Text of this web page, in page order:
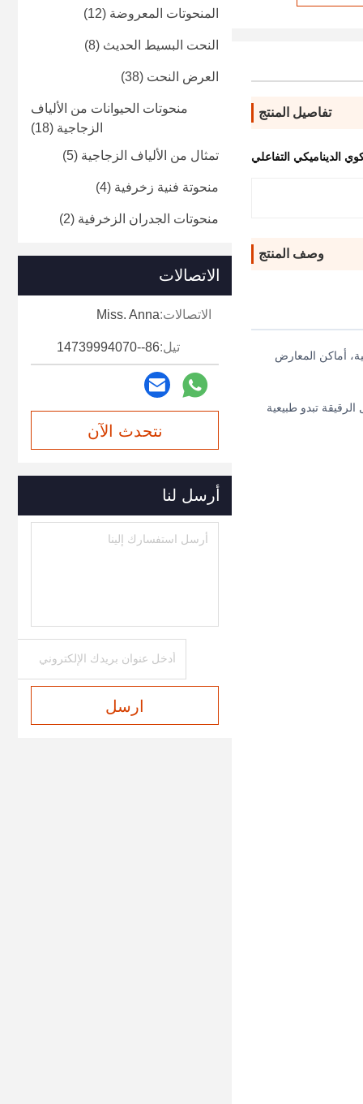
تفاصيل المنتج
الديناميكي التفاعلي
وصف المنتج
أماكن المعارض
تبدو طبيعية
المنحوتات المعروضة (12)
النحت البسيط الحديث (8)
العرض النحت (38)
منحوتات الحيوانات من الألياف
الزجاجية (18)
تمثال من الألياف الزجاجية (5)
منحوتة فنية زخرفية (4)
منحوتات الجدران الزخرفية (2)
الاتصالات
الاتصالات:Miss. Anna
تيل:86--14739994070
نتحدث الآن
أرسل لنا
ارسل